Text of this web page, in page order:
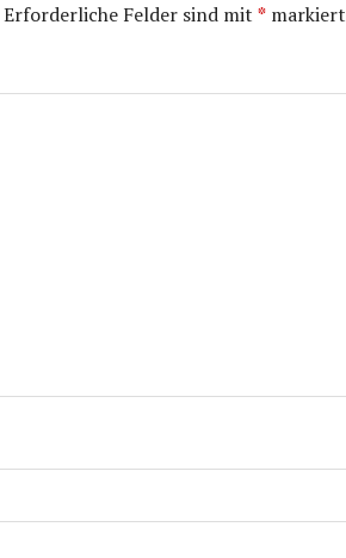
Erforderliche Felder sind mit * markiert